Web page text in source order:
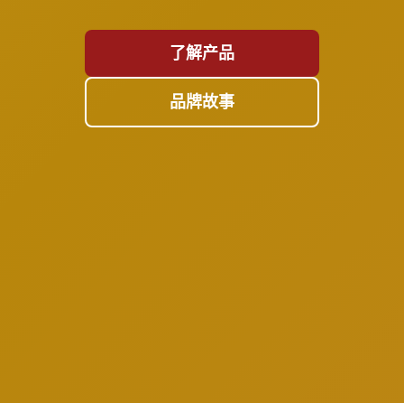
了解产品
品牌故事